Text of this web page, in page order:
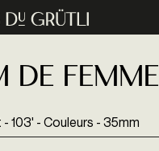
de femme
103' - Couleurs - 35mm